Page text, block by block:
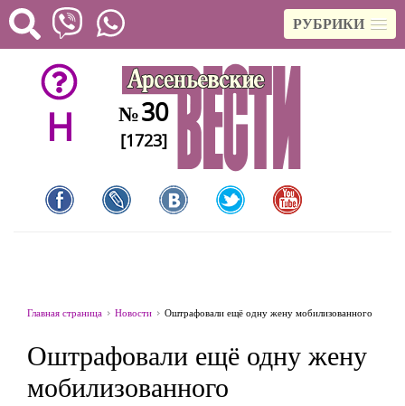
РУБРИКИ
H №30
[1723]
Главная страница Новости Оштрафовали ещё одну жену мобилизованного
Оштрафовали ещё одну жену
мобилизованного